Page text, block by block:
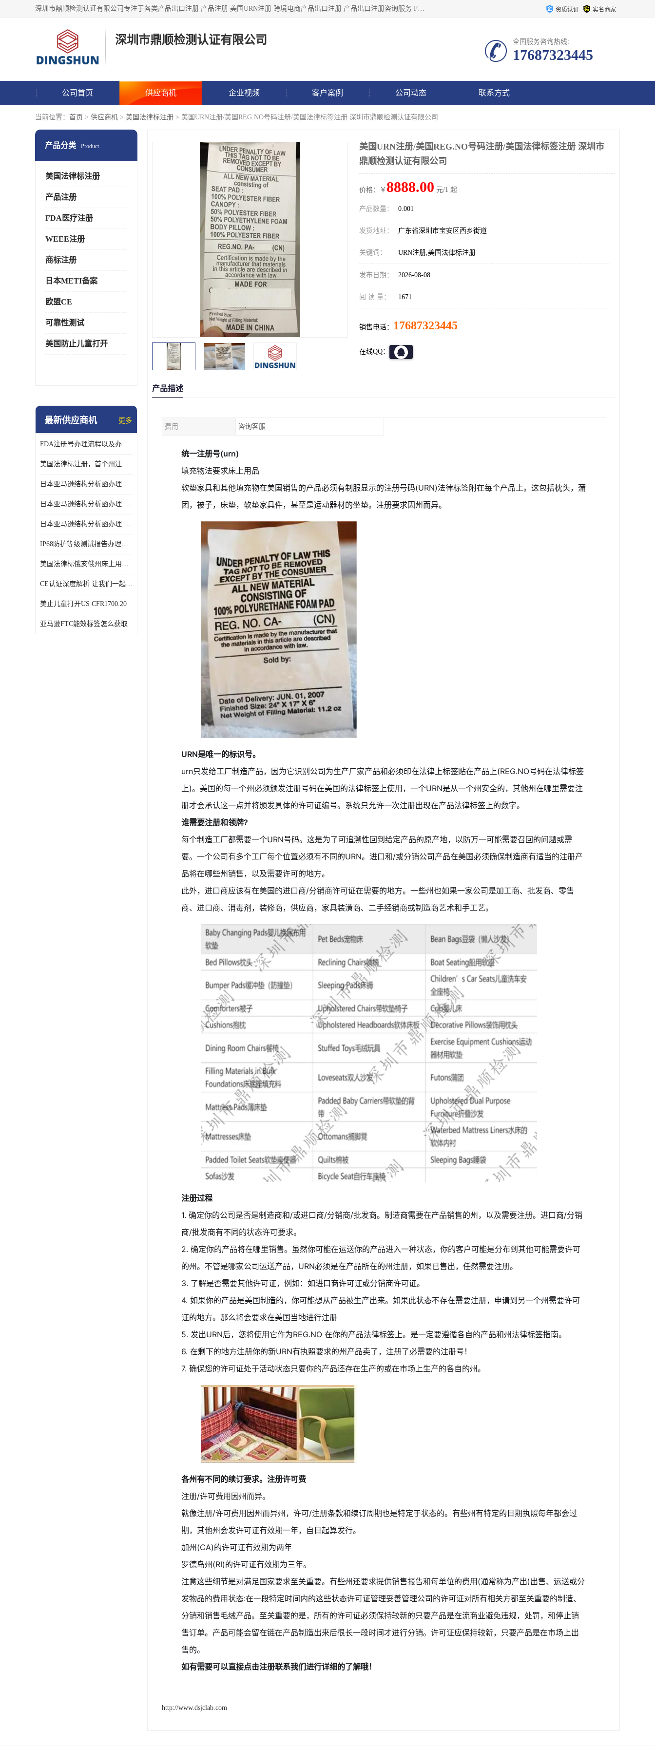
深圳市鼎顺检测认证有限公司专注于各类产品出口注册 产品注册 美国URN注册 跨境电商产品出口注册 产品出口注册咨询服务 FDA食品注册等我们是一家商务服务公司，为客户提供商标注册，本公司实力雄厚，能满足客户多种需求。 资质认证 实名商家
深圳市鼎顺检测认证有限公司 全国服务咨询热线:
17687323445
公司首页 供应商机 企业视频 客户案例 公司动态 联系方式
当前位置： 首页 > 供应商机 > 美国法律标注册 > 美国URN注册/美国REG.NO号码注册/美国法律标签注册 深圳市鼎顺检测认证有限公司
产品分类 Product
美国法律标注册
产品注册
FDA医疗注册
WEEE注册
商标注册
日本METI备案
欧盟CE
可靠性测试
美国防止儿童打开
最新供应商机 更多
FDA注册号办理流程以及办理周期是多久
美国法律标注册，首个州注册该如何选择
日本亚马逊结构分析函办理 日本亚马逊 电饭煲
日本亚马逊结构分析函办理 日本亚马逊 热水壶等；
日本亚马逊结构分析函办理 日本亚马逊 果汁搅拌机
IP68防护等级测试报告办理标准要求
美国法律标俄亥俄州床上用品许可证讲解！
CE认证深度解析 让我们一起来认识CE认证
美止儿童打开US CFR1700.20
亚马逊FTC能效标签怎么获取
美国URN注册/美国REG.NO号码注册/美国法律标签注册 深圳市
鼎顺检测认证有限公司
价格：￥ 8888.00 元/1 起
产品数量： 0.001
发货地址： 广东省深圳市宝安区西乡街道
关键词： URN注册,美国法律标注册
发布日期： 2026-08-08
阅 读 量： 1671
销售电话： 17687323445
在线QQ：
产品描述
费用 咨询客服
统一注册号(urn)
填充物法要求床上用品
软垫家具和其他填充物在美国销售的产品必须有制服显示的注册号码(URN)法律标签附在每个产品上。这包括枕头，蒲
团，被子，床垫，软垫家具件，甚至是运动器材的坐垫。注册要求因州而异。
URN是唯一的标识号。
urn只发给工厂制造产品，因为它识别公司为生产厂家产品和必须印在法律上标签贴在产品上(REG.NO号码在法律标签
上)。美国的每一个州必须颁发注册号码在美国的法律标签上使用，一个URN是从一个州安全的，其他州在哪里需要注
册才会承认这一点并将颁发具体的许可证编号。系统只允许一次注册出现在产品法律标签上的数字。
谁需要注册和领牌?
每个制造工厂都需要一个URN号码。这是为了可追溯性回到给定产品的原产地，以防万一可能需要召回的问题或需
要。一个公司有多个工厂每个位置必须有不同的URN。进口和/或分销公司产品在美国必须确保制造商有适当的注册产
品将在哪些州销售，以及需要许可的地方。
此外，进口商应该有在美国的进口商/分销商许可证在需要的地方。一些州也如果一家公司是加工商、批发商、零售
商、进口商、消毒剂，装修商，供应商，家具装潢商、二手经销商或制造商艺术和手工艺。
注册过程
1. 确定你的公司是否是制造商和/或进口商/分销商/批发商。制造商需要在产品销售的州，以及需要注册。进口商/分销
商/批发商有不同的状态许可要求。
2. 确定你的产品将在哪里销售。虽然你可能在运送你的产品进入一种状态，你的客户可能是分布到其他可能需要许可
的州。不管是哪家公司运送产品，URN必须是在产品所在的州注册，如果已售出，任然需要注册。
3. 了解是否需要其他许可证，例如：如进口商许可证或分销商许可证。
4. 如果你的产品是美国制造的，你可能想从产品被生产出来。如果此状态不存在需要注册，申请到另一个州需要许可
证的地方。那么将会要求在美国当地进行注册
5. 发出URN后，您将使用它作为REG.NO 在你的产品法律标签上。是一定要遵循各自的产品和州法律标签指南。
6. 在剩下的地方注册你的新URN有执照要求的州产品卖了，注册了必需要的注册号！
7. 确保您的许可证处于活动状态只要你的产品还存在生产的或在市场上生产的各自的州。
各州有不同的续订要求。注册许可费
注册/许可费用因州而异。
就像注册/许可费用因州而异州，许可/注册条款和续订周期也是特定于状态的。有些州有特定的日期执照每年都会过
期，其他州会发许可证有效期一年，自日起算发行。
加州(CA)的许可证有效期为两年
罗德岛州(RI)的许可证有效期为三年。
注意这些细节是对满足国家要求至关重要。有些州还要求提供销售报告和每单位的费用(通常称为产出)出售、运送或分
发物品的费用状态:在一段特定时间内的这些状态许可证管理妥善管理公司的许可证对所有相关方都至关重要的制造、
分销和销售毛绒产品。至关重要的是，所有的许可证必须保持较新的只要产品是在流商业避免违规，处罚，和停止销
售订单。产品可能会留在链在产品制造出来后很长一段时间才进行分销。许可证应保持较新，只要产品是在市场上出
售的。
如有需要可以直接点击注册联系我们进行详细的了解哦！
http://www.dsjclab.com